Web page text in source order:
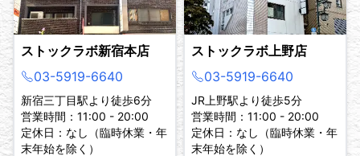
ストックラボ新宿本店
03-5919-6640
新宿三丁目駅より徒歩6分
営業時間：11:00 - 20:00
定休日：なし（臨時休業・年
末年始を除く）
ストックラボ上野店
03-5919-6640
JR上野駅より徒歩5分
営業時間：11:00 - 20:00
定休日：なし（臨時休業・年
末年始を除く）